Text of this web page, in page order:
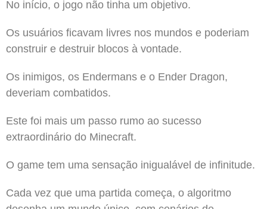
No início, o jogo não tinha um objetivo.
Os usuários ficavam livres nos mundos e poderiam
construir e destruir blocos à vontade.
Os inimigos, os Endermans e o Ender Dragon,
deveriam combatidos.
Este foi mais um passo rumo ao sucesso
extraordinário do Minecraft.
O game tem uma sensação inigualável de infinitude.
Cada vez que uma partida começa, o algoritmo